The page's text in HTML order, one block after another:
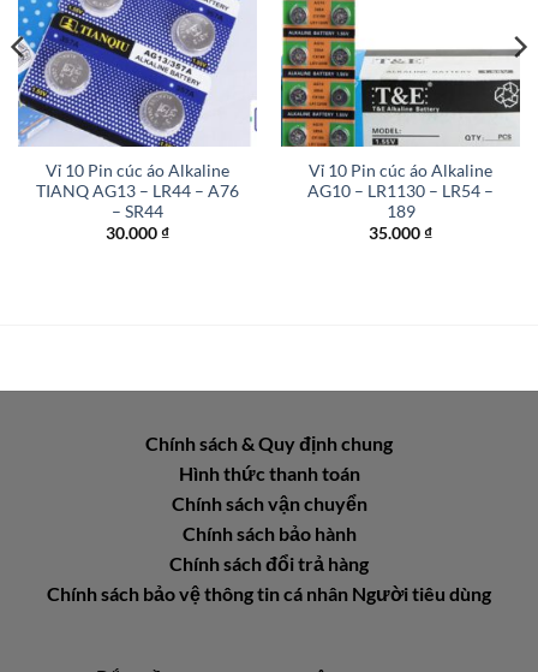
Vỉ 10 Pin cúc áo Alkaline
TIANQ AG13 – LR44 – A76
– SR44
30.000₫
Vỉ 10 Pin cúc áo Alkaline
AG10 – LR1130 – LR54 –
189
35.000₫
Chính sách & Quy định chung
Hình thức thanh toán
Chính sách vận chuyển
Chính sách bảo hành
Chính sách đổi trả hàng
Chính sách bảo vệ thông tin cá nhân Người tiêu dùng